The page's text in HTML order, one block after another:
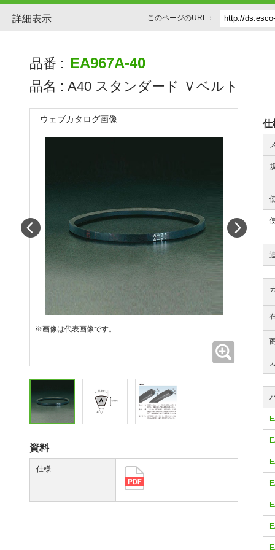
詳細表示 このページのURL：
品番 : EA967A-40
品名 : A40 スタンダード Ｖベルト
仕
ウェブカタログ画像
※画像は代表画像です。
資料
仕様